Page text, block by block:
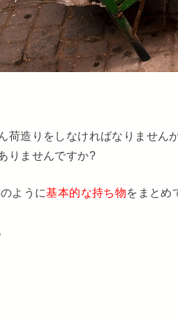
荷造りをしなければなりませ
りませんですか?
ように基本的な持ち物をまとめ